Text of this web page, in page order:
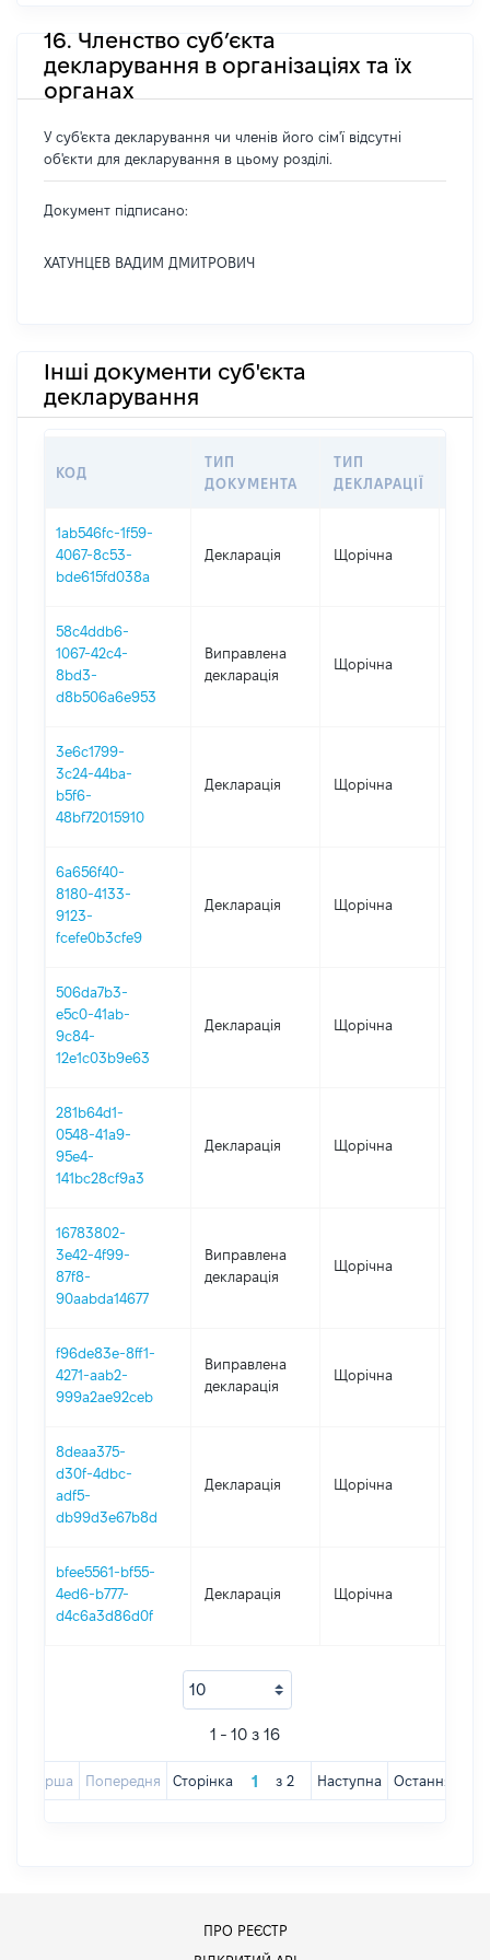
16. Членство суб’єкта
декларування в організаціях та їх
органах
У суб'єкта декларування чи членів його сім'ї відсутні
об'єкти для декларування в цьому розділі.
Документ підписано:
ХАТУНЦЕВ ВАДИМ ДМИТРОВИЧ
Інші документи суб'єкта
декларування
КОД
ТИП
ДОКУМЕНТА
ТИП
ДЕКЛАРАЦІЇ
1ab546fc-1f59-
4067-8c53-
bde615fd038a
Декларація Щорічна
58c4ddb6-
1067-42c4-
8bd3-
d8b506a6e953
Виправлена
декларація
Щорічна
3e6c1799-
3c24-44ba-
b5f6-
48bf72015910
Декларація Щорічна
6a656f40-
8180-4133-
9123-
fcefe0b3cfe9
Декларація Щорічна
506da7b3-
e5c0-41ab-
9c84-
12e1c03b9e63
Декларація Щорічна
281b64d1-
0548-41a9-
95e4-
141bc28cf9a3
Декларація Щорічна
16783802-
3e42-4f99-
87f8-
90aabda14677
Виправлена
декларація
Щорічна
f96de83e-8ff1-
4271-aab2-
999a2ae92ceb
Виправлена
декларація
Щорічна
8deaa375-
d30f-4dbc-
adf5-
db99d3e67b8d
Декларація Щорічна
bfee5561-bf55-
4ed6-b777-
d4c6a3d86d0f
Декларація Щорічна
1 - 10 з 16
Перша Попередня Сторінка з 2 Наступна Остання
ПРО РЕЄСТР